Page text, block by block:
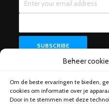
Help & Support
Beheer
Om de beste ervaringen te bieden,
cookies om informatie over je
Door in te stemmen met deze